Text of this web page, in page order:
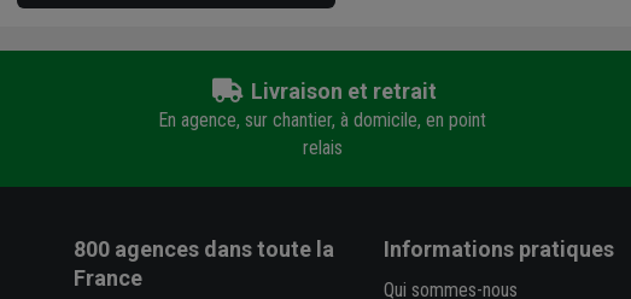
Livraison et retrait
En agence, sur chantier, à domicile, en point
relais
800 agencesdans toute la
France
Informations pratiques
Qui sommes-nous